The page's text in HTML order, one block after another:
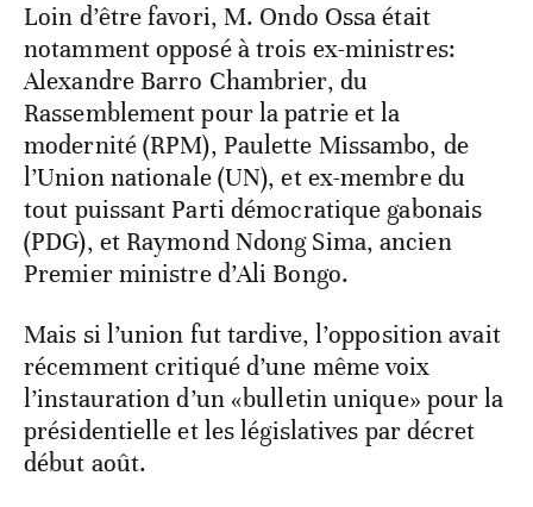
Loin d’être favori, M. Ondo Ossa était
notamment opposé à trois ex-ministres:
Alexandre Barro Chambrier, du
Rassemblement pour la patrie et la
modernité (RPM), Paulette Missambo, de
l’Union nationale (UN), et ex-membre du
tout puissant Parti démocratique gabonais
(PDG), et Raymond Ndong Sima, ancien
Premier ministre d’Ali Bongo.
Mais si l’union fut tardive, l’opposition avait
récemment critiqué d’une même voix
l’instauration d’un «bulletin unique» pour la
présidentielle et les législatives par décret
début août.